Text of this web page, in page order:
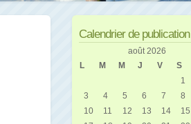
Calendrier de publication
août 2026
L
M M J V S
1
3
4 5 6 7 8
10
11 12 13 14 15